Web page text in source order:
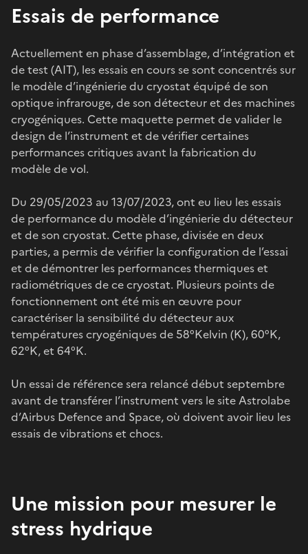
Essais de performance
Actuellement en phase d’assemblage, d’intégration et
de test (AIT), les essais en cours se sont concentrés sur
le modèle d’ingénierie du cryostat équipé de son
optique infrarouge, de son détecteur et des machines
cryogéniques. Cette maquette permet de valider le
design de l’instrument et de vérifier certaines
performances critiques avant la fabrication du
modèle de vol.
Du 29/05/2023 au 13/07/2023, ont eu lieu les essais
de performance du modèle d’ingénierie du détecteur
et de son cryostat. Cette phase, divisée en deux
parties, a permis de vérifier la configuration de l’essai
et de démontrer les performances thermiques et
radiométriques de ce cryostat. Plusieurs points de
fonctionnement ont été mis en œuvre pour
caractériser la sensibilité du détecteur aux
températures cryogéniques de 58°Kelvin (K), 60°K,
62°K, et 64°K.
Un essai de référence sera relancé début septembre
avant de transférer l’instrument vers le site Astrolabe
d’Airbus Defence and Space, où doivent avoir lieu les
essais de vibrations et chocs.
Une mission pour mesurer le
stress hydrique